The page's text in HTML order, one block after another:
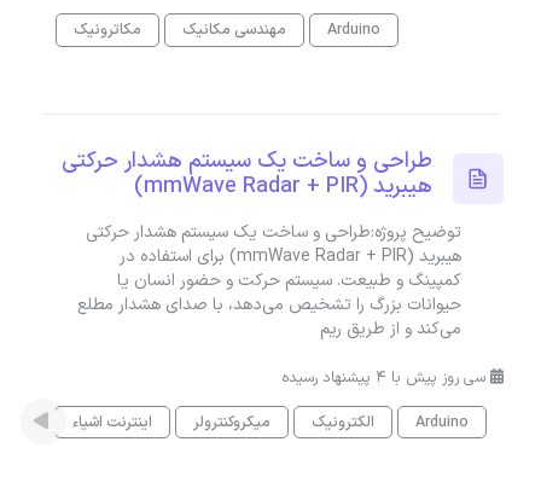
Arduino
مهندسی مکانیک مکاترونیک
طراحی و ساخت یک سیستم هشدار حرکتی
هیبرید (mmWave Radar + PIR)
توضیح پروژه:طراحی و ساخت یک سیستم هشدار حرکتی
هیبرید (mmWave Radar + PIR) برای استفاده در
کمپینگ و طبیعت. سیستم حرکت و حضور انسان یا
حیوانات بزرگ را تشخیص می‌دهد، با صدای هشدار مطلع
می‌کند و از طریق ریم
سی روز پیش با 4 پیشنهاد رسیده
Arduino
الکترونیک میکروکنترولر اینترنت اشیاء